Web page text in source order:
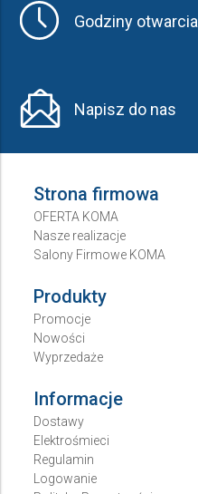
Godziny otwarcia
Napisz do nas
Strona firmowa
OFERTA KOMA
Nasze realizacje
Salony Firmowe KOMA
Produkty
Promocje
Nowości
Wyprzedaże
Informacje
Dostawy
Elektrośmieci
Regulamin
Logowanie